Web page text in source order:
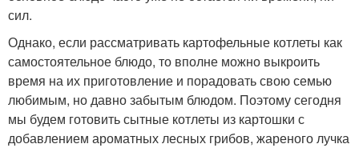
сил.
Однако, если рассматривать картофельные котлеты как
самостоятельное блюдо, то вполне можно выкроить
время на их приготовление и порадовать свою семью
любимым, но давно забытым блюдом. Поэтому сегодня
мы будем готовить сытные котлеты из картошки с
добавлением ароматных лесных грибов, жареного лучка